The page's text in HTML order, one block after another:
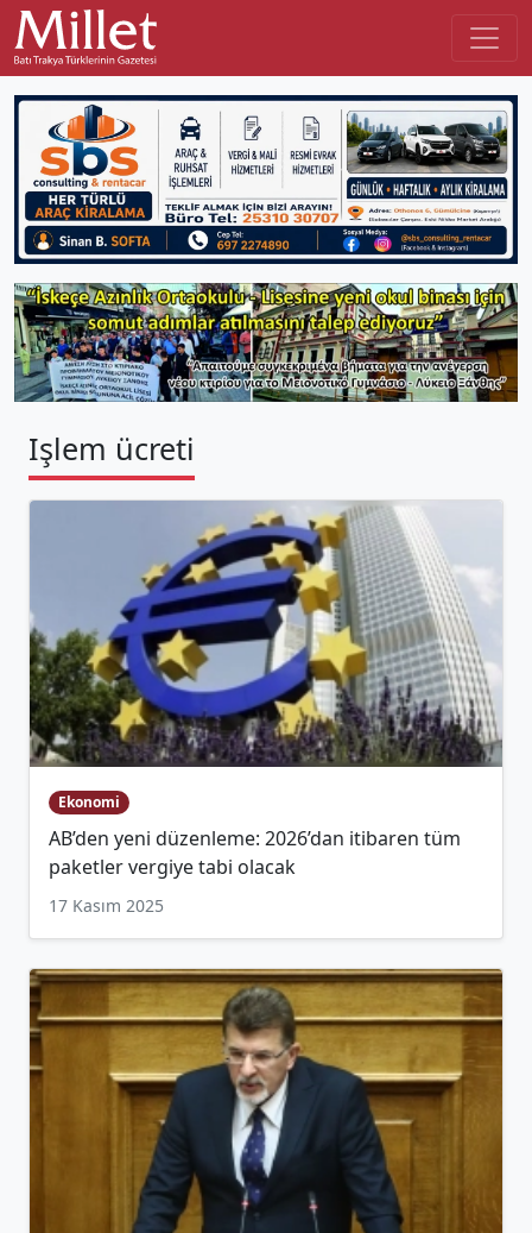
Işlem ücreti
Ekonomi
AB’den yeni düzenleme: 2026’dan itibaren tüm
paketler vergiye tabi olacak
17 Kasım 2025